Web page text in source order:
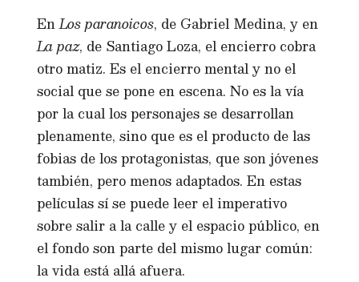
EnLos paranoicos, de Gabriel Medina, y en
La paz, de Santiago Loza, el encierro cobra
otro matiz. Es el encierro mental y no el
social que se pone en escena. No es la vía
por la cual los personajes se desarrollan
plenamente, sino que es el producto de las
fobias de los protagonistas, que son jóvenes
también, pero menos adaptados. En estas
películas sí se puede leer el imperativo
sobre salir a la calle y el espacio público, en
el fondo son parte del mismo lugar común:
la vida está allá afuera.